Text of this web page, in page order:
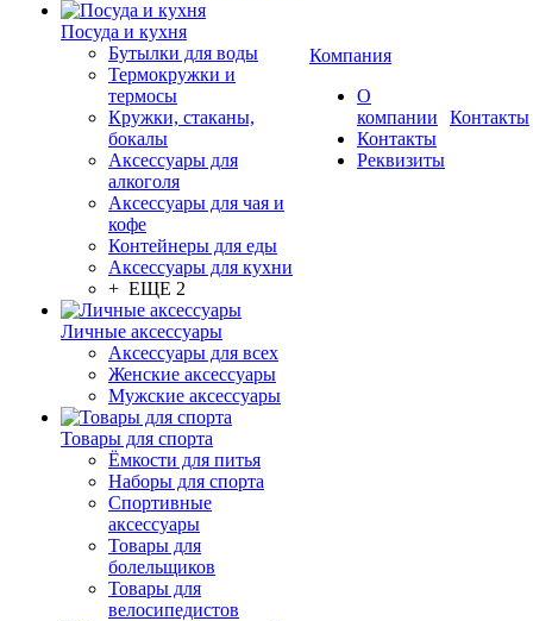
Посуда и кухня
Бутылки для воды
Термокружки и
термосы
Кружки, стаканы,
бокалы
Аксессуары для
алкоголя
Аксессуары для чая и
кофе
Контейнеры для еды
Аксессуары для кухни
+ ЕЩЕ 2
Личные аксессуары
Аксессуары для всех
Женские аксессуары
Мужские аксессуары
Товары для спорта
Ёмкости для питья
Наборы для спорта
Спортивные
аксессуары
Товары для
болельщиков
Товары для
велосипедистов
Компания
О
компании
Контакты
Реквизиты
Контакты